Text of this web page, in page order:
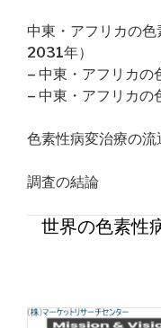
中東・アフリカの
2031年）
– 中東・アフリカの
– 中東・アフリカの
色素性病変治療の
調査の結論
世界の色素性